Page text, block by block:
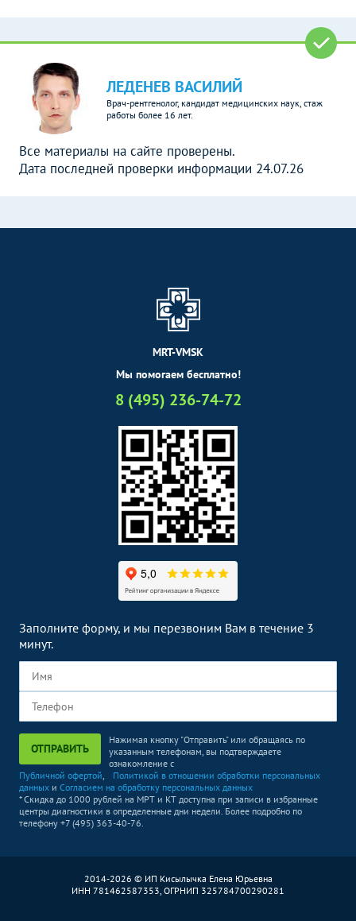
ЛЕДЕНЕВ ВАСИЛИЙ
Врач-рентгенолог, кандидат медицинских наук, стаж
работы более 16 лет.
Все материалы на сайте проверены.
Дата последней проверки информации 24.07.26
MRT-VMSK
Мы помогаем бесплатно!
8 (495) 236-74-72
Заполните форму, и мы перезвоним Вам в течение 3
минут.
ОТПРАВИТЬ
Нажимая кнопку "Отправить" или обращаясь по
указанным телефонам, вы подтверждаете
ознакомление с
Публичной офертой,
Политикой в отношении обработки персональных
данных и Согласием на обработку персональных данных
* Скидка до 1000 рублей на МРТ и КТ доступна при записи в избранные
центры диагностики в определенные дни недели. Более подробно по
телефону +7 (495) 363-40-76.
2014-2026 © ИП Кисылычка Елена Юрьевна
ИНН 781462587353, ОГРНИП 325784700290281